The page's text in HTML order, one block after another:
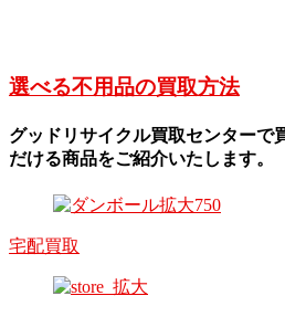
選べる不用品の買取方法
グッドリサイクル買取センターで
だける商品をご紹介いたします。
宅配買取